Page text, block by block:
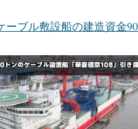
ーブル敷設船の建造資金